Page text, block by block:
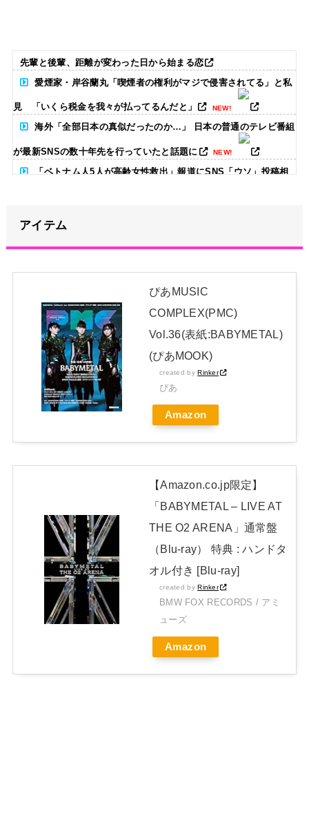
先輩と後輩、距離が変わった日から始まる恋
愛煙家・岸谷蘭丸「喫煙者の権利がマジで侵害されてる」と私
見 「いくら税金を我々が払ってるんだと」 NEW!
海外「全部日本の真似だったのか…」 日本の普通のテレビ番組
が最新SNSの数十年先を行っていたと話題に NEW!
「ベトナム人5人が高齢女性救出」報道にSNS「ウソ」投稿相
新体操で国体1位！ ついに現れた”リアル浅倉南ちゃん” 初
めての水着グラビアを独占スクープ！
日本独自企画・限定生産盤「METAL FORTH (DELUXE
JAPAN EDITION)」着弾
【BABYMETAL】METAL FORTH DELUXE JAPAN EDITION
アイテム
ぴあMUSIC
COMPLEX(PMC)
Vol.36(表紙:BABYMETAL)
(ぴあMOOK)
created byRinker
ぴあ
Amazon
【Amazon.co.jp限定】
「BABYMETAL – LIVE AT
THE O2 ARENA」通常盤
（Blu-ray） 特典 : ハンドタ
オル付き [Blu-ray]
created byRinker
BMW FOX RECORDS / アミ
ューズ
Amazon